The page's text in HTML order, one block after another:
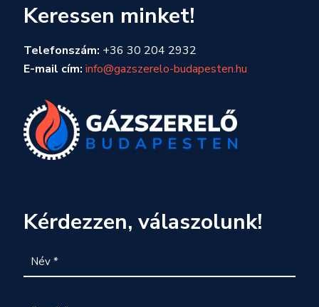
Keressen minket!
Telefonszám: +36 30 204 2932
E-mail cím: info@gazszerelo-budapesten.hu
Kérdezzen, válaszolunk!